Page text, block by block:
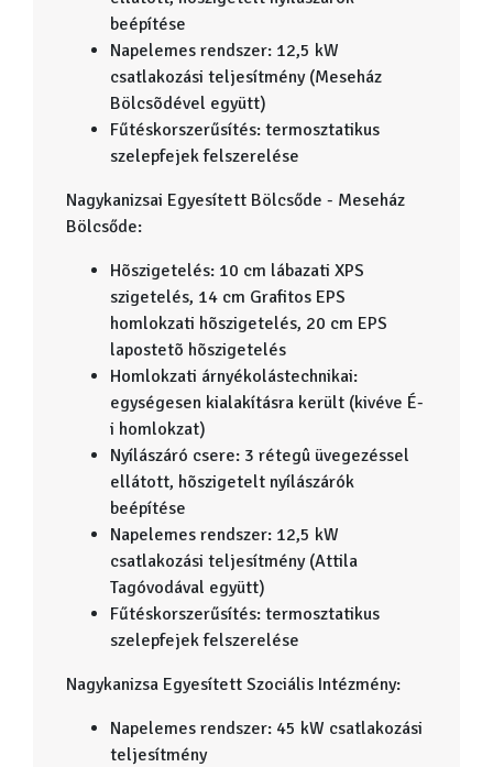
beépítése
Napelemes rendszer: 12,5 kW
csatlakozási teljesítmény (Meseház
Bölcsõdével együtt)
Fűtéskorszerűsítés: termosztatikus
szelepfejek felszerelése
Nagykanizsai Egyesített Bölcsőde - Meseház
Bölcsőde:
Hõszigetelés: 10 cm lábazati XPS
szigetelés, 14 cm Grafitos EPS
homlokzati hõszigetelés, 20 cm EPS
lapostetõ hõszigetelés
Homlokzati árnyékolástechnikai:
egységesen kialakításra került (kivéve É-
i homlokzat)
Nyílászáró csere: 3 rétegû üvegezéssel
ellátott, hõszigetelt nyílászárók
beépítése
Napelemes rendszer: 12,5 kW
csatlakozási teljesítmény (Attila
Tagóvodával együtt)
Fűtéskorszerűsítés: termosztatikus
szelepfejek felszerelése
Nagykanizsa Egyesített Szociális Intézmény:
Napelemes rendszer: 45 kW csatlakozási
teljesítmény